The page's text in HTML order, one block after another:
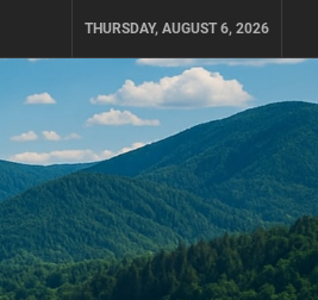
THURSDAY, AUGUST 6, 2026